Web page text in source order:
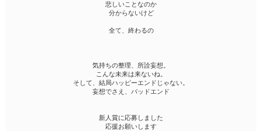
悲しいことなのか
分からないけど
全て、終わるの
気持ちの整理、所詮妄想。
こんな未来は来ないね。
そして、結局ハッピーエンドじゃない。
妄想でさえ、バッドエンド
新人賞に応募しました
応援お願いします